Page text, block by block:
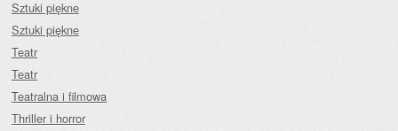
Sztuki piękne
Sztuki piękne
Teatr
Teatr
Teatralna i filmowa
Thriller i horror